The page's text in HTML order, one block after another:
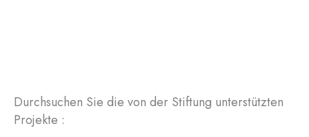
Durchsuchen Sie die von der Stiftung unterstützten
Projekte :